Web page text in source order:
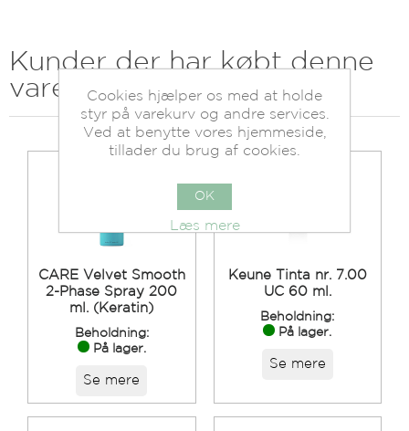
Kunder der har købt denne
vare købte også
CARE Velvet Smooth
2-Phase Spray 200
ml. (Keratin)
Beholdning:
På lager.
Se mere
Keune Tinta nr. 7.00
UC 60 ml.
Beholdning:
På lager.
Se mere
Cookies hjælper os med at holde
styr på varekurv og andre services.
Ved at benytte vores hjemmeside,
tillader du brug af cookies.
OK
Læs mere